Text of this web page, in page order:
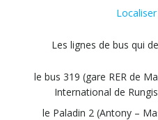
Les lignes de bus qui
le bus 319 (gare RER de
International de
le Paladin 2 (Antony –